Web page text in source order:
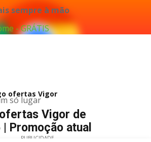
sempre à mão
- GRÁTIS
só lugar
ofertas Vigor
Vigor de
Promoção atual
PUBLICIDADE